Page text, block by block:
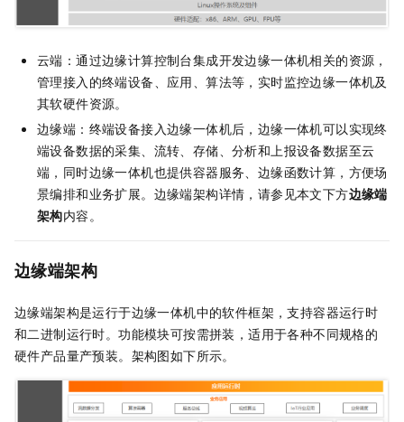
云端：通过边缘计算控制台集成开发边缘一体机相关的资源，
管理接入的终端设备、应用、算法等，实时监控边缘一体机及
其软硬件资源。
边缘端：终端设备接入边缘一体机后，边缘一体机可以实现终
端设备数据的采集、流转、存储、分析和上报设备数据至云
端，同时边缘一体机也提供容器服务、边缘函数计算，方便场
景编排和业务扩展。边缘端架构详情，请参见本文下方边缘端
架构内容。
边缘端架构
边缘端架构是运行于边缘一体机中的软件框架，支持容器运行时
和二进制运行时。功能模块可按需拼装，适用于各种不同规格的
硬件产品量产预装。架构图如下所示。